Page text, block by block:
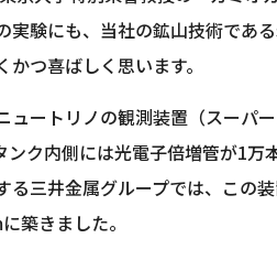
実験にも、当社の鉱山技術であ
かつ喜ばしく思います。
ュートリノの観測装置（スーパ
ンク内側には光電子倍増管が1万
る三井金属グループでは、この
築きました。